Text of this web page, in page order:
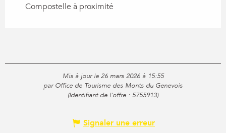
Compostelle à proximité
Mis à jour le 26 mars 2026 à 15:55
par Office de Tourisme des Monts du Genevois
(Identifiant de l'offre : 5755913)
Signaler une erreur